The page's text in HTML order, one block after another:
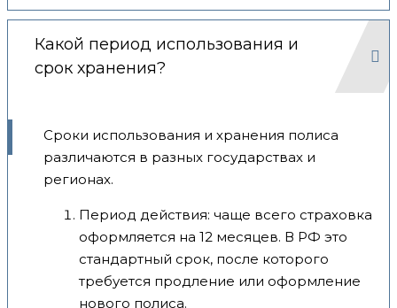
Какой период использования и
срок хранения?
Сроки использования и хранения полиса
различаются в разных государствах и
регионах.
Период действия: чаще всего страховка
оформляется на 12 месяцев. В РФ это
стандартный срок, после которого
требуется продление или оформление
нового полиса.